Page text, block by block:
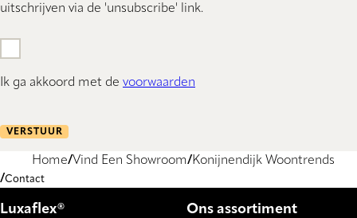
uitschrijven via de 'unsubscribe' link.
Ik ga akkoord met de voorwaarden
VERSTUUR
Home Vind Een Showroom Konijnendijk Woontrends
Contact
Luxaflex® Ons assortiment